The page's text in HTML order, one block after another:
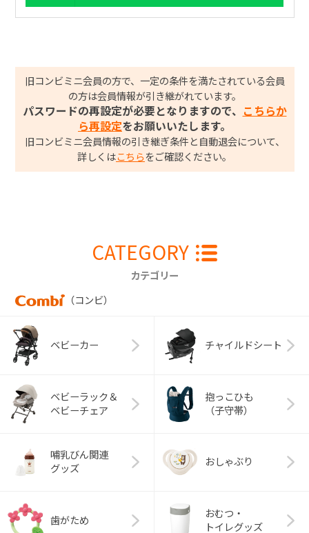
旧コンビミニ会員の方で、一定の条件を満たされている会員
の方は会員情報が引き継がれています。
パスワードの再設定が必要となりますので、
こちらか
ら再設定をお願いいたします。
旧コンビミニ会員情報の引き継ぎ条件と自動退会について、
詳しくはこちら をご確認ください。
CATEGORY
カテゴリー
（コンビ）
ベビーカー チャイルドシート
ベビーラック＆
ベビーチェア
抱っこひも
（子守帯）
哺乳びん関連
グッズ
おしゃぶり
歯がため
おむつ・
トイレグッズ